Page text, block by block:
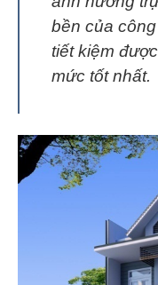
bền của
tiết kiệm
mức tốt nhất.